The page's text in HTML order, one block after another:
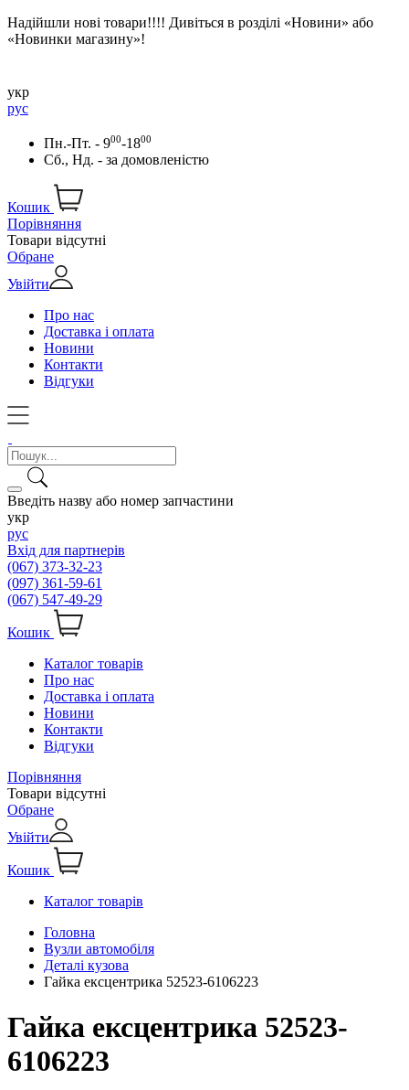
Надійшли нові товари!!!! Дивіться в розділі «Новини» або
«Новинки магазину»!
укр
рус
Пн.-Пт. - 900-1800
Сб., Нд. - за домовленістю
Кошик
Порівняння
Товари відсутні
Обране
Увійти
Про нас
Доставка і оплата
Новини
Контакти
Відгуки
Введіть назву або номер запчастини
укр
рус
Вхід для партнерів
(067) 373-32-23
(097) 361-59-61
(067) 547-49-29
Кошик
Каталог товарів
Про нас
Доставка і оплата
Новини
Контакти
Відгуки
Порівняння
Товари відсутні
Обране
Увійти
Кошик
Каталог товарів
Головна
Вузли автомобіля
Деталі кузова
Гайка ексцентрика 52523-6106223
Гайка ексцентрика 52523-
6106223